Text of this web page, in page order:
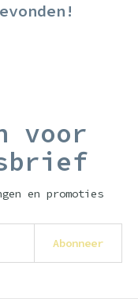
voor
en promoties
Abonneer